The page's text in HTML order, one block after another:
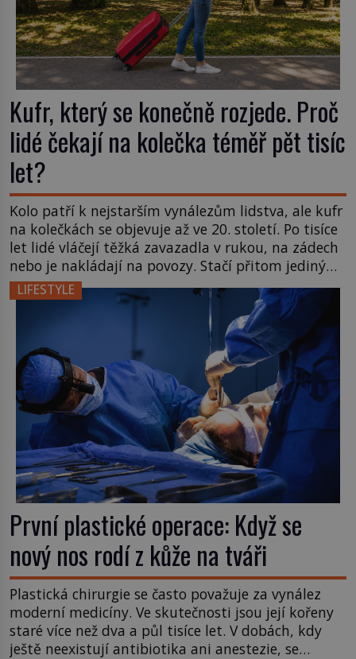
Kufr, který se konečně rozjede. Proč
lidé čekají na kolečka téměř pět tisíc
let?
Kolo patří k nejstarším vynálezům lidstva, ale kufr
na kolečkách se objevuje až ve 20. století. Po tisíce
let lidé vláčejí těžká zavazadla v rukou, na zádech
nebo je nakládají na povozy. Stačí přitom jediný
nápad, připevnit ke kufru kolečka. Jenže právě ten
nikdo dlouho nedostane. Až jednou se na letišti
LIFESTYLE
První plastické operace: Když se
nový nos rodí z kůže na tváři
Plastická chirurgie se často považuje za vynález
moderní medicíny. Ve skutečnosti jsou její kořeny
staré více než dva a půl tisíce let. V dobách, kdy
ještě neexistují antibiotika ani anestezie, se